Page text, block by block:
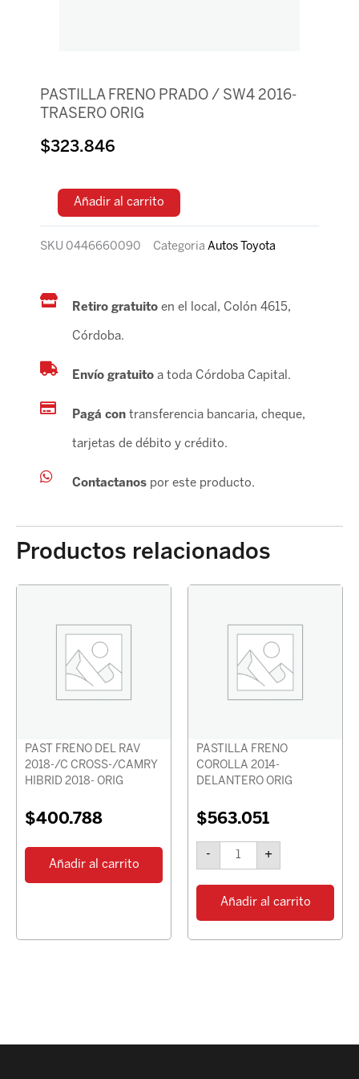
PASTILLA FRENO PRADO / SW4 2016-
TRASERO ORIG
$323.846
Añadir al carrito
SKU 0446660090 Categoria Autos Toyota
Retiro gratuito en el local, Colón 4615,
Córdoba.
Envío gratuitoa toda Córdoba Capital.
Pagá contransferencia bancaria, cheque,
tarjetas de débito y crédito.
Contactanospor este producto.
Productos relacionados
PAST FRENO DEL RAV
2018-/C CROSS-/CAMRY
HIBRID 2018- ORIG
$400.788
Añadir al carrito
PASTILLA FRENO
COROLLA 2014-
DELANTERO ORIG
$563.051
-
COROLLA
2014-
DELANTERO
ORIG
cantidad
+
Añadir al carrito